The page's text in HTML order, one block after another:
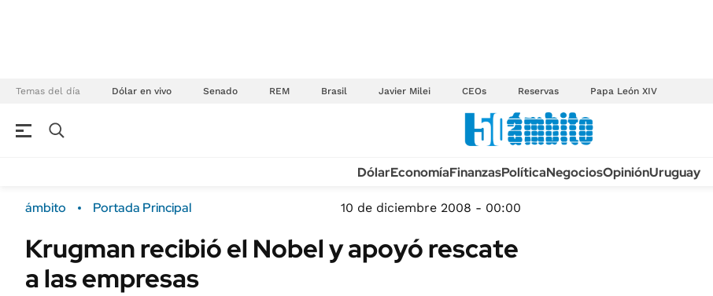
Temas del día Dólar en vivo Senado REM Brasil Javier Milei CEOs Reservas Papa León XIV
Campo
FINANZAS
Sustentabilidad
TECNOLOGÍA
MÉXICO
MUNDO
DólarEconomíaFinanzasPolíticaNegociosOpiniónUruguay
ámbito Portada Principal 10 de diciembre 2008 - 00:00
Krugman recibió el Nobel y apoyó rescate
a las empresas